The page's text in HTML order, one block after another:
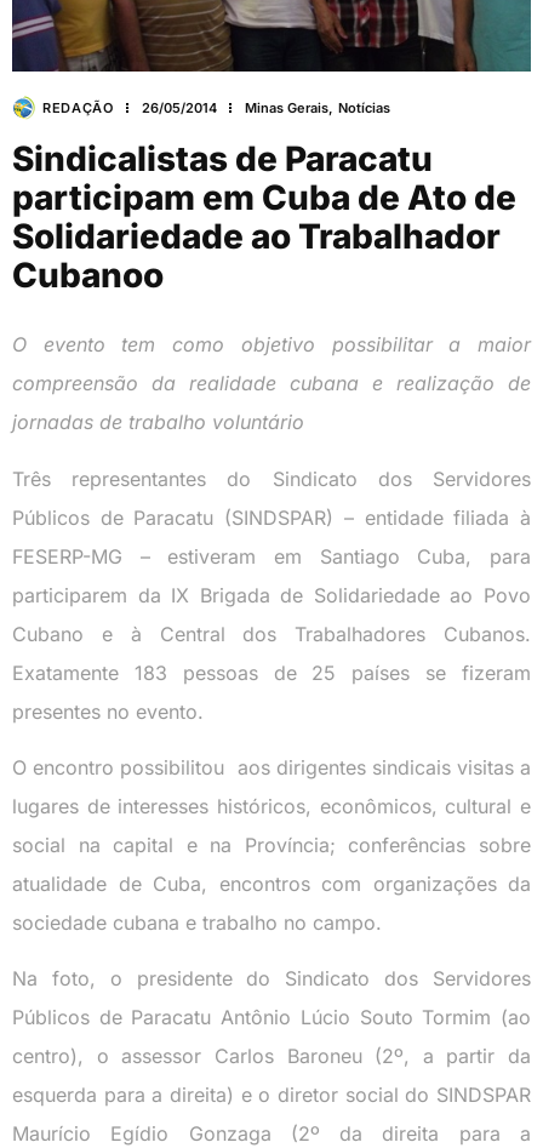
REDAÇÃO 26/05/2014 Minas Gerais, Notícias
Sindicalistas de Paracatu
participam em Cuba de Ato de
Solidariedade ao Trabalhador
Cubanoo
O evento tem como objetivo possibilitar a maior
compreensão da realidade cubana e realização de
jornadas de trabalho voluntário
Três representantes do Sindicato dos Servidores
Públicos de Paracatu (SINDSPAR) – entidade filiada à
FESERP-MG – estiveram em Santiago Cuba, para
participarem da IX Brigada de Solidariedade ao Povo
Cubano e à Central dos Trabalhadores Cubanos.
Exatamente 183 pessoas de 25 países se fizeram
presentes no evento.
O encontro possibilitou aos dirigentes sindicais visitas a
lugares de interesses históricos, econômicos, cultural e
social na capital e na Província; conferências sobre
atualidade de Cuba, encontros com organizações da
sociedade cubana e trabalho no campo.
Na foto, o presidente do Sindicato dos Servidores
Públicos de Paracatu Antônio Lúcio Souto Tormim (ao
centro), o assessor Carlos Baroneu (2º, a partir da
esquerda para a direita) e o diretor social do SINDSPAR
Maurício Egídio Gonzaga (2º da direita para a